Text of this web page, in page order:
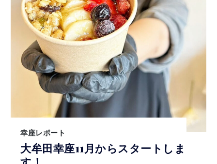
幸座レポート
大牟田幸座11月からスタートしま